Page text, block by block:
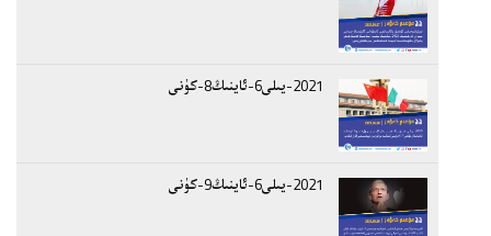
2021-يىلى6-ئاينىڭ8-كۈنى
2021-يىلى6-ئاينىڭ9-كۈنى